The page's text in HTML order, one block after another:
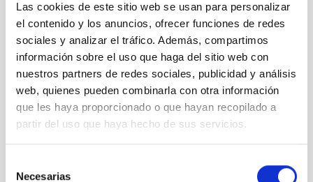
Las cookies de este sitio web se usan para personalizar
el contenido y los anuncios, ofrecer funciones de redes
sociales y analizar el tráfico. Además, compartimos
información sobre el uso que haga del sitio web con
nuestros partners de redes sociales, publicidad y análisis
web, quienes pueden combinarla con otra información
que les haya proporcionado o que hayan recopilado a
partir del uso que haya hecho de sus servicios.
Necesarias